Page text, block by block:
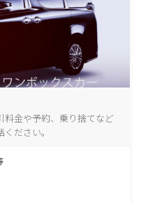
料金や予約、乗り捨てなど
ださい。